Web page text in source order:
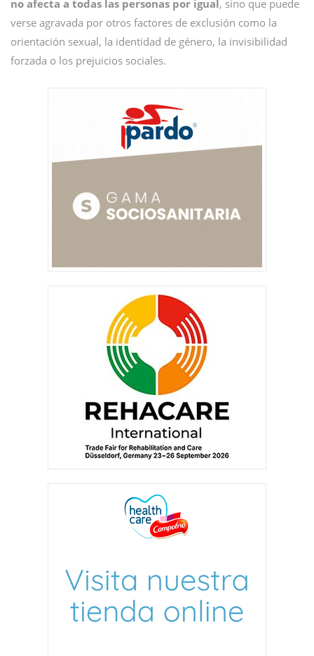
no afecta a todas las personas por igual , sino que puede
verse agravada por otros factores de exclusión como la
orientación sexual, la identidad de género, la invisibilidad
forzada o los prejuicios sociales.